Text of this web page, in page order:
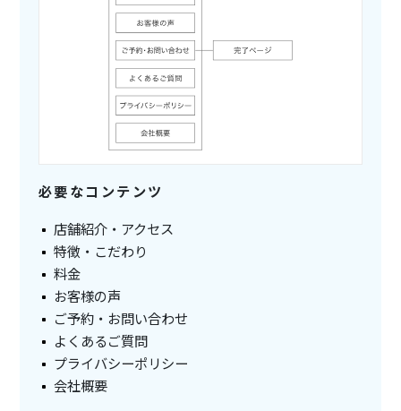
必要なコンテンツ
店舗紹介・アクセス
特徴・こだわり
料金
お客様の声
ご予約・お問い合わせ
よくあるご質問
プライバシーポリシー
会社概要